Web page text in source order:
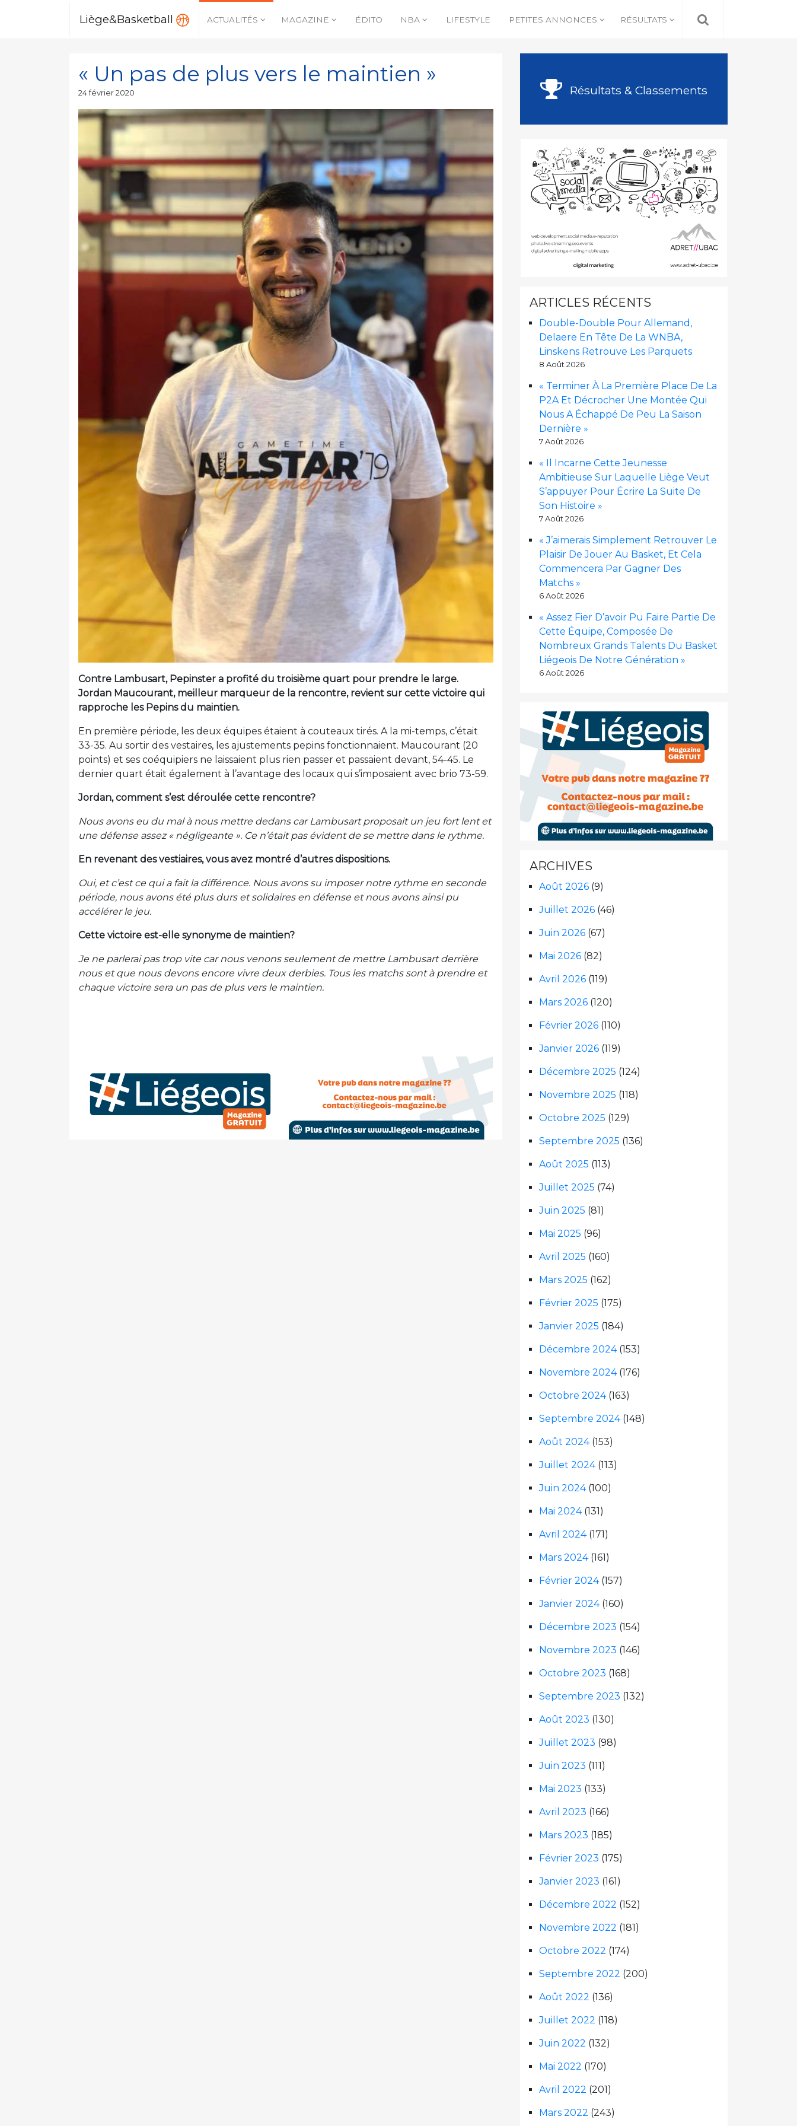
Liège&Basketball ACTUALITÉS MAGAZINE ÉDITO NBA LIFESTYLE PETITES ANNONCES RÉSULTATS
« Un pas de plus vers le maintien »
Publié
24 février 2020
Contre Lambusart, Pepinster a profité du troisième quart pour prendre le large.
Jordan Maucourant, meilleur marqueur de la rencontre, revient sur cette victoire qui
rapproche les Pepins du maintien.
En première période, les deux équipes étaient à couteaux tirés. A la mi-temps, c’était
33-35. Au sortir des vestaires, les ajustements pepins fonctionnaient. Maucourant (20
points) et ses coéquipiers ne laissaient plus rien passer et passaient devant, 54-45. Le
dernier quart était également à l’avantage des locaux qui s’imposaient avec brio 73-59.
Jordan, comment s’est déroulée cette rencontre?
Nous avons eu du mal à nous mettre dedans car Lambusart proposait un jeu fort lent et
une défense assez « négligeante ». Ce n’était pas évident de se mettre dans le rythme.
En revenant des vestiaires, vous avez montré d’autres dispositions.
Oui, et c’est ce qui a fait la différence. Nous avons su imposer notre rythme en seconde
période, nous avons été plus durs et solidaires en défense et nous avons ainsi pu
accélérer le jeu.
Cette victoire est-elle synonyme de maintien?
Je ne parlerai pas trop vite car nous venons seulement de mettre Lambusart derrière
nous et que nous devons encore vivre deux derbies. Tous les matchs sont à prendre et
chaque victoire sera un pas de plus vers le maintien.
Résultats & Classements
ARTICLES RÉCENTS
Double-Double Pour Allemand,
Delaere En Tête De La WNBA,
Linskens Retrouve Les Parquets
8 Août 2026
« Terminer À La Première Place De La
P2A Et Décrocher Une Montée Qui
Nous A Échappé De Peu La Saison
Dernière »
7 Août 2026
« Il Incarne Cette Jeunesse
Ambitieuse Sur Laquelle Liège Veut
S’appuyer Pour Écrire La Suite De
Son Histoire »
7 Août 2026
« J’aimerais Simplement Retrouver Le
Plaisir De Jouer Au Basket, Et Cela
Commencera Par Gagner Des
Matchs »
6 Août 2026
« Assez Fier D’avoir Pu Faire Partie De
Cette Équipe, Composée De
Nombreux Grands Talents Du Basket
Liégeois De Notre Génération »
6 Août 2026
ARCHIVES
Août 2026 (9)
Juillet 2026 (46)
Juin 2026 (67)
Mai 2026 (82)
Avril 2026 (119)
Mars 2026 (120)
Février 2026 (110)
Janvier 2026 (119)
Décembre 2025 (124)
Novembre 2025 (118)
Octobre 2025 (129)
Septembre 2025 (136)
Août 2025 (113)
Juillet 2025 (74)
Juin 2025 (81)
Mai 2025 (96)
Avril 2025 (160)
Mars 2025 (162)
Février 2025 (175)
Janvier 2025 (184)
Décembre 2024(153)
Novembre 2024(176)
Octobre 2024(163)
Septembre 2024(148)
Août 2024(153)
Juillet 2024(113)
Juin 2024(100)
Mai 2024(131)
Avril 2024(171)
Mars 2024(161)
Février 2024(157)
Janvier 2024(160)
Décembre 2023 (154)
Novembre 2023 (146)
Octobre 2023 (168)
Septembre 2023 (132)
Août 2023 (130)
Juillet 2023 (98)
Juin 2023 (111)
Mai 2023 (133)
Avril 2023 (166)
Mars 2023 (185)
Février 2023 (175)
Janvier 2023 (161)
Décembre 2022 (152)
Novembre 2022 (181)
Octobre 2022 (174)
Septembre 2022 (200)
Août 2022 (136)
Juillet 2022 (118)
Juin 2022 (132)
Mai 2022 (170)
Avril 2022 (201)
Mars 2022 (243)